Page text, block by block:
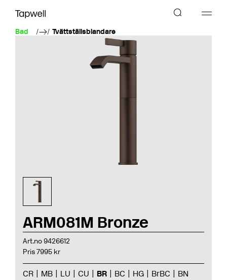
Bad Tvättställsblandare
ARM081M Bronze
Art.no 9426612
Pris 7995 kr
CR MB LU CU BR BC HG BrBC BN